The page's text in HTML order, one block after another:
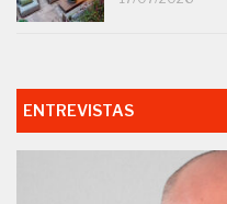
ENTREVISTAS